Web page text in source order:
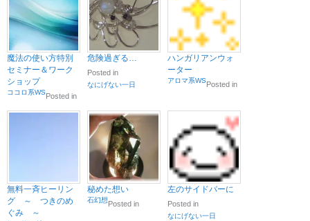
魔法の使い方特別
セミナー＆ワーク
ショップ
Posted in
ココロ系WS
危険過ぎる…
Posted in
なにげない一日
ハンガリアンウォ
ーター
Posted in
アロマ系WS
無料一斉ヒーリン
グ ～ つきのめ
ぐみ ～
秘めた想い
Posted in
石幻想
左のサイドバーに
Posted in
なにげない一日